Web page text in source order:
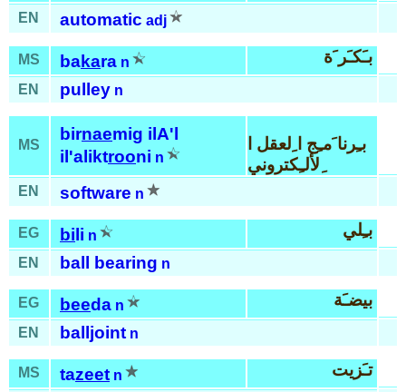
EN automatic adj
MS bakara n بـَكـَر َة
EN pulley n
MS
birnaemig ilA'l
il'aliktrooni n
بـِرنا َمـِج ا ِلعقل ا
ِلألـِكتروني
EN software n
EG bi li n بـِلي
EN ball bearing n
EG beeda n بيضـَة
EN balljoint n
MS tazeet n تـَزيت